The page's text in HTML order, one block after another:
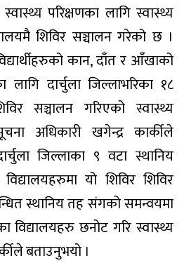
स्वास्थ्य परिक्षणका लागि स्वास्थ्य
शिविर सञ्चालन गरेको छ ।
कान, दाँत र आँखाको
दार्चुला जिल्लाभरिका १८
सञ्चालन गरिएको स्वास्थ्य
अधिकारी खगेन्द्र कार्कीले
जिल्लाका ९ वटा स्थानिय
यो शिविर शिविर
स्थानिय तह संगको समन्वयमा
विद्यालयहरु छनोट गरि स्वास्थ्य
बताउनुभयो ।